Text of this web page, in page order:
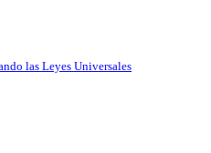
las Leyes Universales